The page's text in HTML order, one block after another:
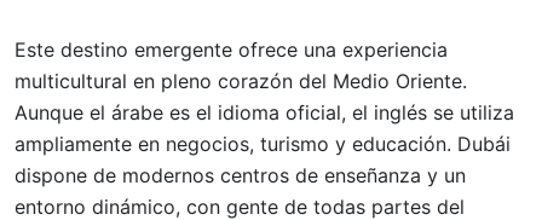
Este destino emergente ofrece una experiencia
multicultural en pleno corazón del Medio Oriente.
Aunque el árabe es el idioma oficial, el inglés se utiliza
ampliamente en negocios, turismo y educación. Dubái
dispone de modernos centros de enseñanza y un
entorno dinámico, con gente de todas partes del